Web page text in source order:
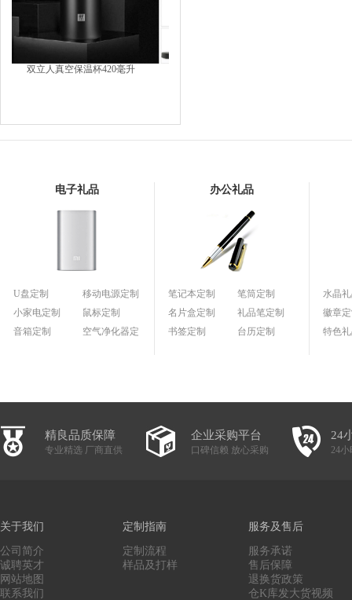
双立人真空保温杯420毫升
电子礼品
U盘定制
移动电源定制
小家电定制
鼠标定制
音箱定制
空气净化器定
办公礼品
笔记本定制
笔筒定制
名片盒定制
礼品笔定制
书签定制
台历定制
水晶
徽章
特色
精良品质保障
专业精选 厂商直供
企业采购平台
口碑信赖 放心采购
24
24
关于我们
公司简介
诚聘英才
网站地图
联系我们
定制指南
定制流程
样品及打样
服务及售后
服务承诺
售后保障
退换货政策
仓K库发大货视频